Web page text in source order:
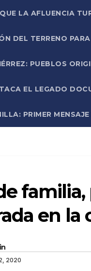
LA AFLUENCIA
DEL TERRENO
PUEBLOS
EL LEGADO
PRIMER
en
2020